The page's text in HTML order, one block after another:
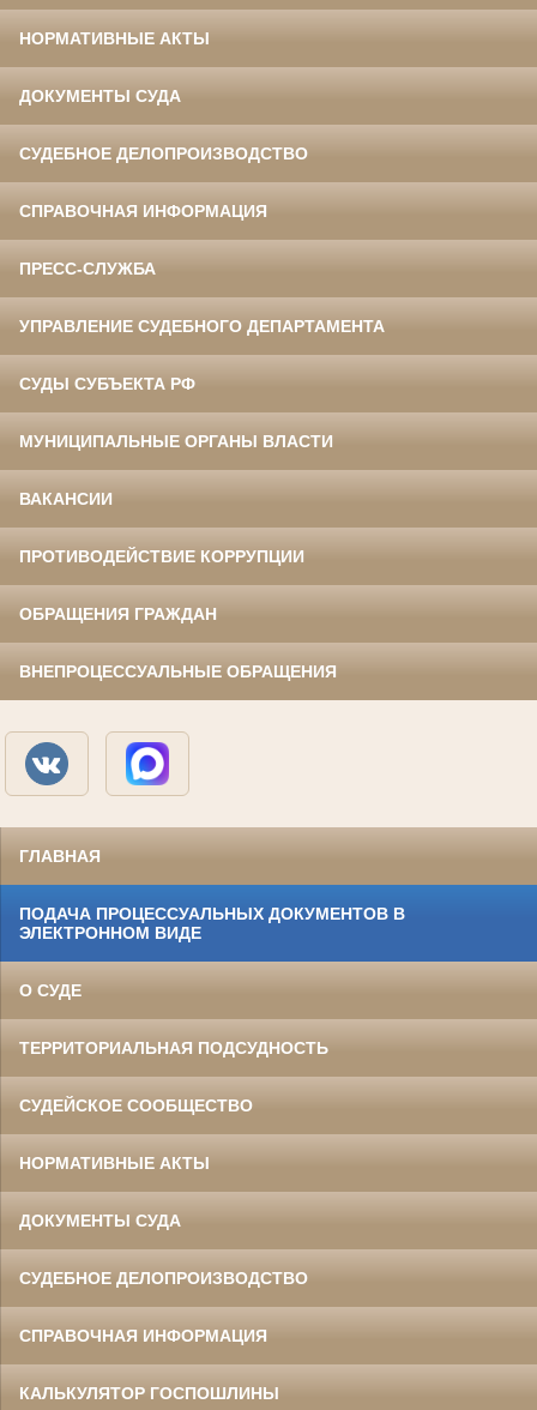
НОРМАТИВНЫЕ АКТЫ
ДОКУМЕНТЫ СУДА
СУДЕБНОЕ ДЕЛОПРОИЗВОДСТВО
СПРАВОЧНАЯ ИНФОРМАЦИЯ
ПРЕСС-СЛУЖБА
УПРАВЛЕНИЕ СУДЕБНОГО ДЕПАРТАМЕНТА
СУДЫ СУБЪЕКТА РФ
МУНИЦИПАЛЬНЫЕ ОРГАНЫ ВЛАСТИ
ВАКАНСИИ
ПРОТИВОДЕЙСТВИЕ КОРРУПЦИИ
ОБРАЩЕНИЯ ГРАЖДАН
ВНЕПРОЦЕССУАЛЬНЫЕ ОБРАЩЕНИЯ
ГЛАВНАЯ
ПОДАЧА ПРОЦЕССУАЛЬНЫХ ДОКУМЕНТОВ В
ЭЛЕКТРОННОМ ВИДЕ
О СУДЕ
ТЕРРИТОРИАЛЬНАЯ ПОДСУДНОСТЬ
СУДЕЙСКОЕ СООБЩЕСТВО
НОРМАТИВНЫЕ АКТЫ
ДОКУМЕНТЫ СУДА
СУДЕБНОЕ ДЕЛОПРОИЗВОДСТВО
СПРАВОЧНАЯ ИНФОРМАЦИЯ
КАЛЬКУЛЯТОР ГОСПОШЛИНЫ